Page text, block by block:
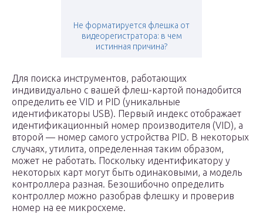
Не форматируется флешка от
видеорегистратора: в чем
истинная причина?
Для поиска инструментов, работающих
индивидуально с вашей флеш-картой понадобится
определить ее VID и PID (уникальные
идентификаторы USB). Первый индекс отображает
идентификационный номер производителя (VID), а
второй — номер самого устройства PID. В некоторых
случаях, утилита, определенная таким образом,
может не работать. Поскольку идентификатору у
некоторых карт могут быть одинаковыми, а модель
контроллера разная. Безошибочно определить
контроллер можно разобрав флешку и проверив
номер на ее микросхеме.